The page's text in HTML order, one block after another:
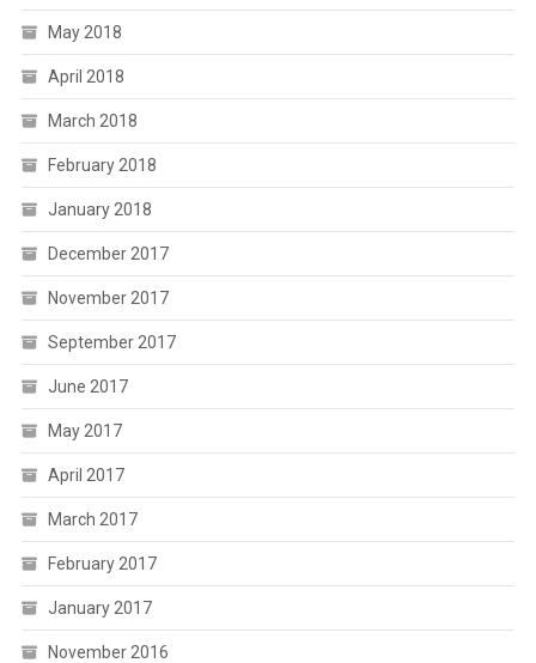
May 2018
April 2018
March 2018
February 2018
January 2018
December 2017
November 2017
September 2017
June 2017
May 2017
April 2017
March 2017
February 2017
January 2017
November 2016